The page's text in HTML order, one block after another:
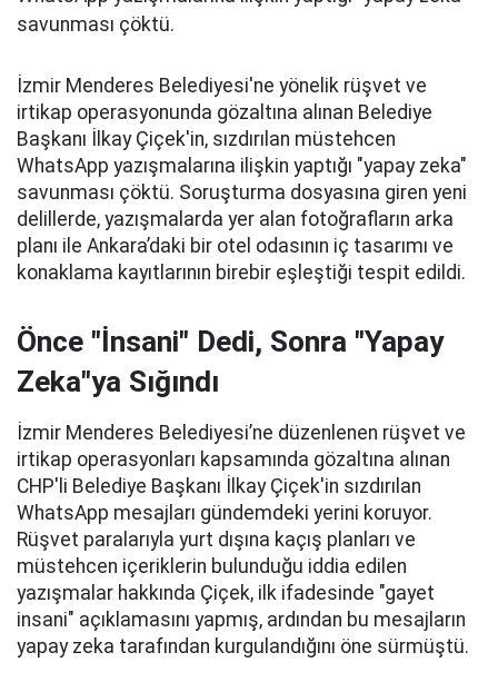
savunması çöktü.
İzmir Menderes Belediyesi'ne yönelik rüşvet ve
irtikap operasyonunda gözaltına alınan Belediye
Başkanı İlkay Çiçek'in, sızdırılan müstehcen
WhatsApp yazışmalarına ilişkin yaptığı "yapay zeka"
savunması çöktü. Soruşturma dosyasına giren yeni
delillerde, yazışmalarda yer alan fotoğrafların arka
planı ile Ankara’daki bir otel odasının iç tasarımı ve
konaklama kayıtlarının birebir eşleştiği tespit edildi.
Önce "İnsani" Dedi, Sonra "Yapay
Zeka"ya Sığındı
İzmir Menderes Belediyesi’ne düzenlenen rüşvet ve
irtikap operasyonları kapsamında gözaltına alınan
CHP'li Belediye Başkanı İlkay Çiçek'in sızdırılan
WhatsApp mesajları gündemdeki yerini koruyor.
Rüşvet paralarıyla yurt dışına kaçış planları ve
müstehcen içeriklerin bulunduğu iddia edilen
yazışmalar hakkında Çiçek, ilk ifadesinde "gayet
insani" açıklamasını yapmış, ardından bu mesajların
yapay zeka tarafından kurgulandığını öne sürmüştü.